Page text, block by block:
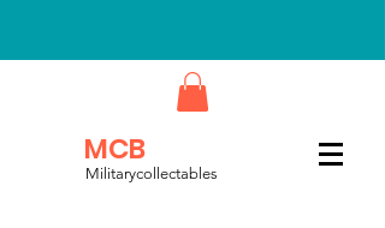
MCB
Militarycollectables